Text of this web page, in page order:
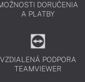
DORUČENIA
A PLATBY
VZDIALENÁ PODPORA
TEAMVIEWER